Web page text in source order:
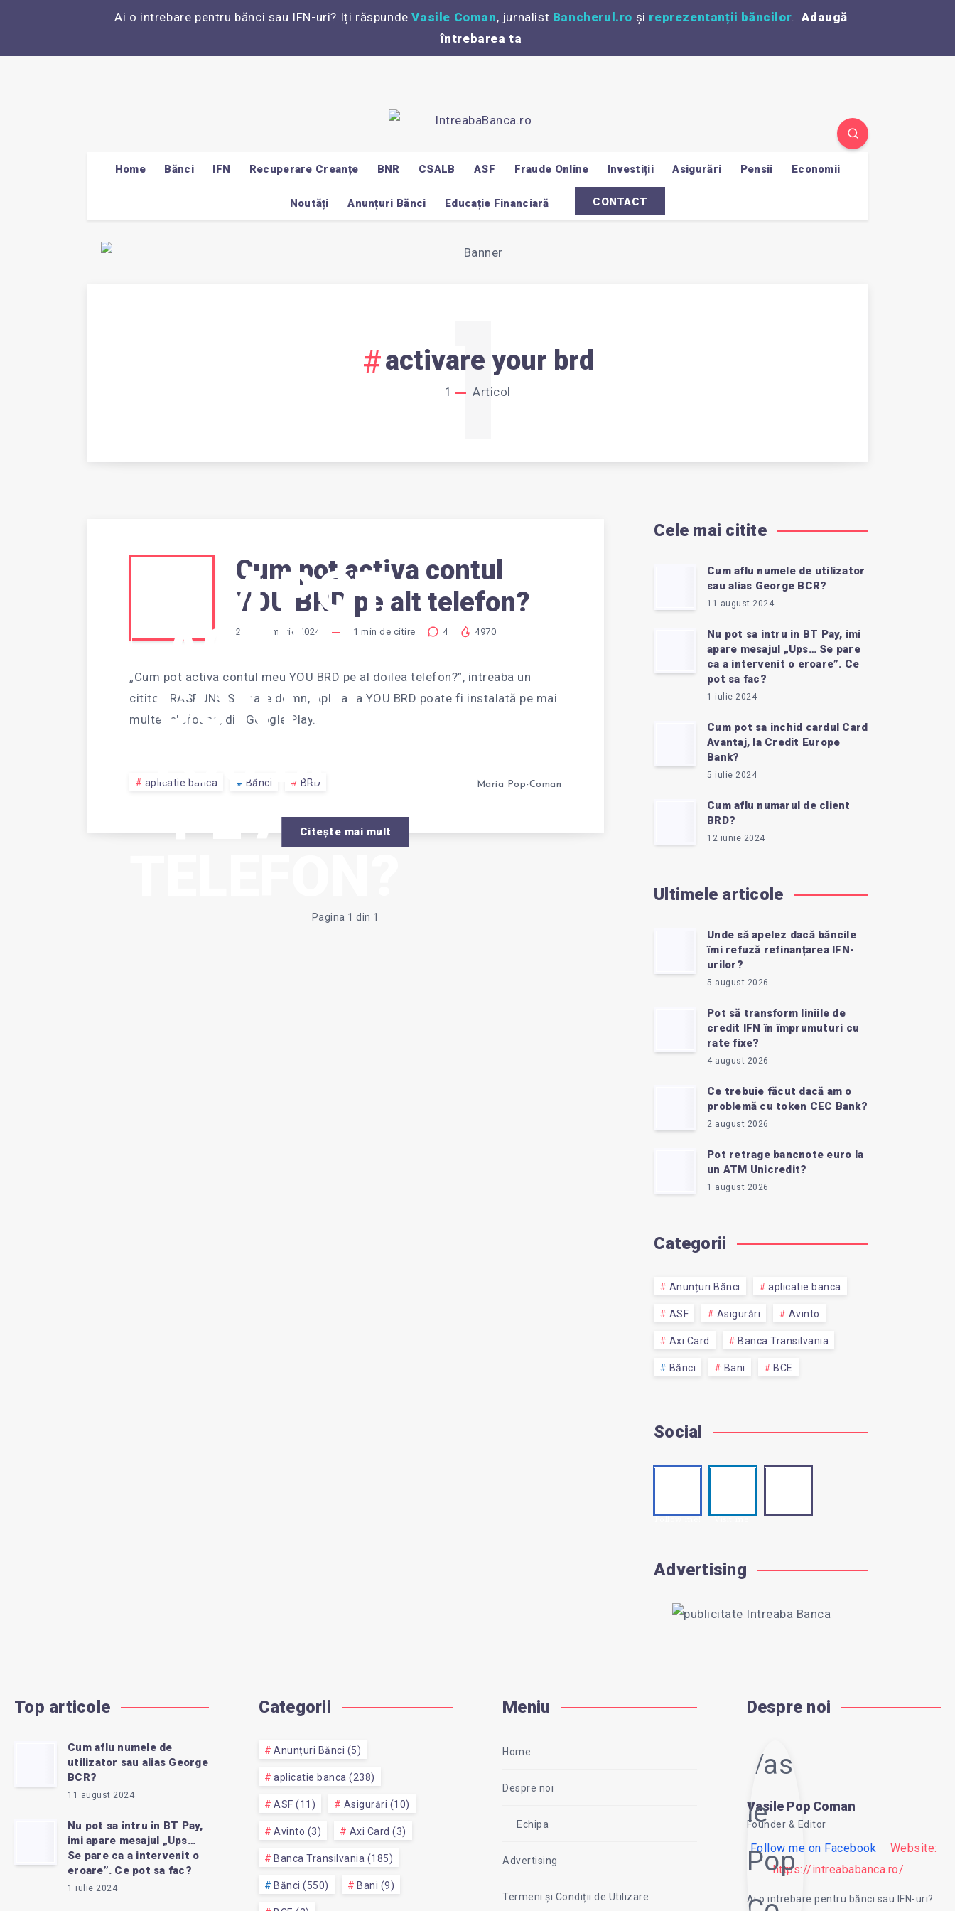
Ai o intrebare pentru bănci sau IFN-uri? Iți răspundeVasile Coman, jurnalist Bancherul.ro și reprezentanții băncilor. Adaugă
întrebarea ta
Home Bănci IFN Recuperare Creanțe BNR CSALB ASF Fraude Online Investiții Asigurări Pensii Economii
Noutăți Anunțuri Bănci Educație Financiară CONTACT
activare your brd
1 Articol
1
CUM POT
ACTIVA
CONTUL
YOU BRD
PE ALT
Cum pot activa contul
YOU BRD pe alt telefon?
28 decembrie 2024 1 min de citire 4 4970
„Cum pot activa contul meu YOU BRD pe al doilea telefon?”, intreaba un
cititor. RASPUNS Stimate domn, Aplicația YOU BRD poate fi instalată pe mai
multe telefoane, din Google Play…
aplicatie banca Bănci BRD Maria Pop-Coman
Citește mai mult
Pagina 1 din 1
Cele mai citite
Cum aflu numele de utilizator
sau alias George BCR?
11 august 2024
Nu pot sa intru in BT Pay, imi
apare mesajul „Ups… Se pare
ca a intervenit o eroare”. Ce
pot sa fac?
1 iulie 2024
Cum pot sa inchid cardul Card
Avantaj, la Credit Europe
Bank?
5 iulie 2024
Cum aflu numarul de client
BRD?
12 iunie 2024
Ultimele articole
Unde să apelez dacă băncile
îmi refuză refinanțarea IFN-
urilor?
5 august 2026
Pot să transform liniile de
credit IFN în împrumuturi cu
rate fixe?
4 august 2026
Ce trebuie făcut dacă am o
problemă cu token CEC Bank?
2 august 2026
Pot retrage bancnote euro la
un ATM Unicredit?
1 august 2026
Categorii
Anunțuri Bănci aplicatie banca
ASF Asigurări Avinto
Axi Card Banca Transilvania
Bănci Bani BCE
Social
Follow me! Visit me!
Advertising
Top articole
Cum aflu numele de
utilizator sau alias George
BCR?
11 august 2024
Nu pot sa intru in BT Pay,
imi apare mesajul „Ups…
Se pare ca a intervenit o
eroare”. Ce pot sa fac?
1 iulie 2024
Categorii
Anunțuri Bănci (5)
aplicatie banca (238)
ASF (11) Asigurări (10)
Avinto (3) Axi Card (3)
Banca Transilvania (185)
Bănci (550) Bani (9)
Meniu
Home
Despre noi
Echipa
Advertising
Termeni și Condiții de Utilizare
Despre noi
Vasi
le
Pop
Vasile Pop Coman
Founder & Editor
Follow me on Facebook
Website:
https://intreababanca.ro/
Ai o intrebare pentru bănci sau IFN-uri?